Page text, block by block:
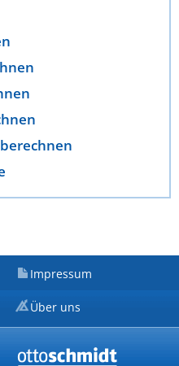
Impressum
Über uns